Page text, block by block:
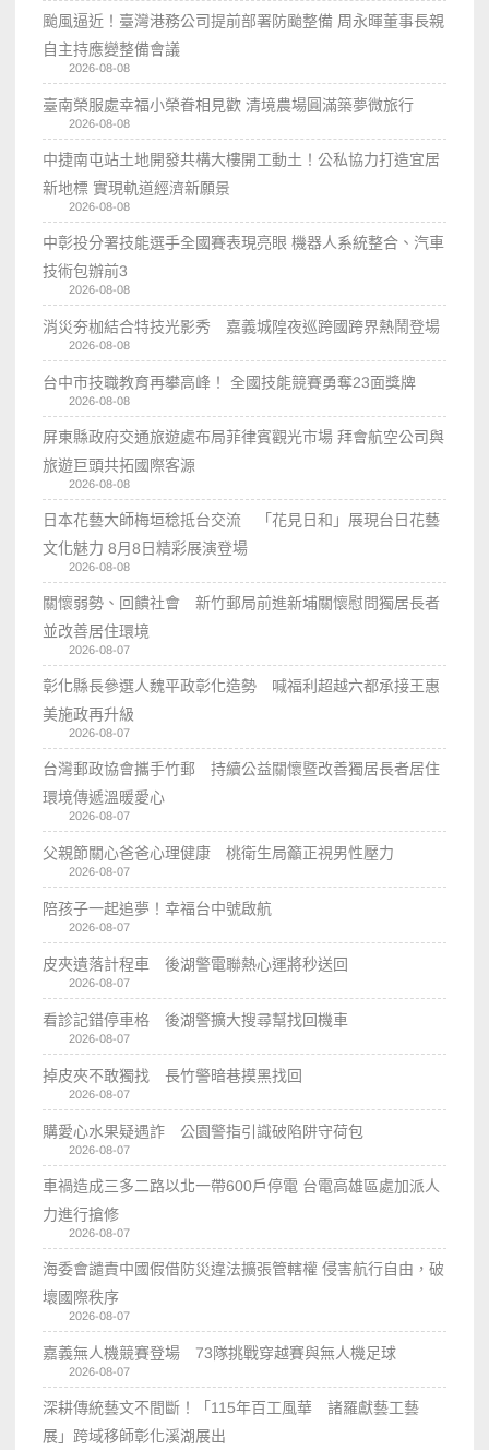
颱風逼近！臺灣港務公司提前部署防颱整備 周永暉董事長親
自主持應變整備會議
2026-08-08
臺南榮服處幸福小榮眷相見歡 清境農場圓滿築夢微旅行
2026-08-08
中捷南屯站土地開發共構大樓開工動土！公私協力打造宜居
新地標 實現軌道經濟新願景
2026-08-08
中彰投分署技能選手全國賽表現亮眼 機器人系統整合、汽車
技術包辦前3
2026-08-08
消災夯枷結合特技光影秀 嘉義城隍夜巡跨國跨界熱鬧登場
2026-08-08
台中市技職教育再攀高峰！ 全國技能競賽勇奪23面獎牌
2026-08-08
屏東縣政府交通旅遊處布局菲律賓觀光市場 拜會航空公司與
旅遊巨頭共拓國際客源
2026-08-08
日本花藝大師梅垣稔抵台交流 「花見日和」展現台日花藝
文化魅力 8月8日精彩展演登場
2026-08-08
關懷弱勢、回饋社會 新竹郵局前進新埔關懷慰問獨居長者
並改善居住環境
2026-08-07
彰化縣長參選人魏平政彰化造勢 喊福利超越六都承接王惠
美施政再升級
2026-08-07
台灣郵政協會攜手竹郵 持續公益關懷暨改善獨居長者居住
環境傳遞溫暖愛心
2026-08-07
父親節關心爸爸心理健康 桃衛生局籲正視男性壓力
2026-08-07
陪孩子一起追夢！幸福台中號啟航
2026-08-07
皮夾遺落計程車 後湖警電聯熱心運將秒送回
2026-08-07
看診記錯停車格 後湖警擴大搜尋幫找回機車
2026-08-07
掉皮夾不敢獨找 長竹警暗巷摸黑找回
2026-08-07
購愛心水果疑遇詐 公園警指引識破陷阱守荷包
2026-08-07
車禍造成三多二路以北一帶600戶停電 台電高雄區處加派人
力進行搶修
2026-08-07
海委會譴責中國假借防災違法擴張管轄權 侵害航行自由，破
壞國際秩序
2026-08-07
嘉義無人機競賽登場 73隊挑戰穿越賽與無人機足球
2026-08-07
深耕傳統藝文不間斷！「115年百工風華 諸羅獻藝工藝
展」跨域移師彰化溪湖展出